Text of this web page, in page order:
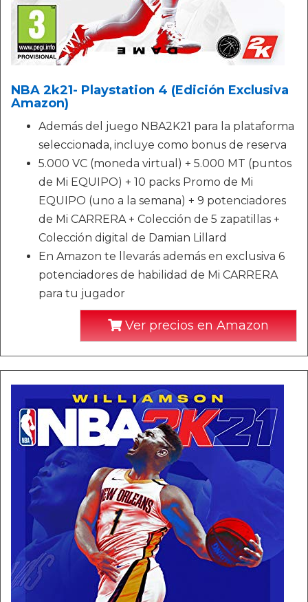
NBA 2k21- Playstation 4 (Edición Exclusiva
Amazon)
Además del juego NBA2K21 para la plataforma
seleccionada, incluye como bonus de reserva
5.000 VC (moneda virtual) + 5.000 MT (puntos
de Mi EQUIPO) + 10 packs Promo de Mi
EQUIPO (uno a la semana) + 9 potenciadores
de Mi CARRERA + Colección de 5 zapatillas +
Colección digital de Damian Lillard
En Amazon te llevarás además en exclusiva 6
potenciadores de habilidad de Mi CARRERA
para tu jugador
Ver precios en Amazon